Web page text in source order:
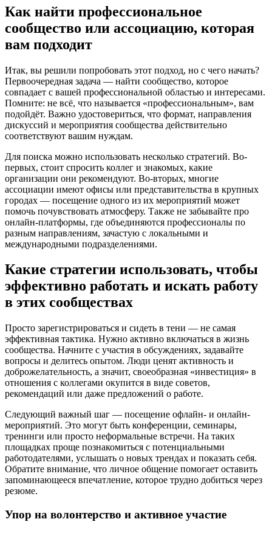
Как найти профессиональное
сообщество или ассоциацию, которая
вам подходит
Итак, вы решили попробовать этот подход, но с чего начать?
Первоочередная задача — найти сообщество, которое
совпадает с вашей профессиональной областью и интересами.
Помните: не всё, что называется «профессиональным», вам
подойдёт. Важно удостовериться, что формат, направления
дискуссий и мероприятия сообщества действительно
соответствуют вашим нуждам.
Для поиска можно использовать несколько стратегий. Во-
первых, стоит спросить коллег и знакомых, какие
организации они рекомендуют. Во-вторых, многие
ассоциации имеют офисы или представительства в крупных
городах — посещение одного из их мероприятий может
помочь почувствовать атмосферу. Также не забывайте про
онлайн-платформы, где объединяются профессионалы по
разным направлениям, зачастую с локальными и
международными подразделениями.
Какие стратегии использовать, чтобы
эффективно работать и искать работу
в этих сообществах
Просто зарегистрироваться и сидеть в тени — не самая
эффективная тактика. Нужно активно включаться в жизнь
сообщества. Начните с участия в обсуждениях, задавайте
вопросы и делитесь опытом. Люди ценят активность и
доброжелательность, а значит, своеобразная «инвестиция» в
отношения с коллегами окупится в виде советов,
рекомендаций или даже предложений о работе.
Следующий важный шаг — посещение офлайн- и онлайн-
мероприятий. Это могут быть конференции, семинары,
тренинги или просто неформальные встречи. На таких
площадках проще познакомиться с потенциальными
работодателями, услышать о новых трендах и показать себя.
Обратите внимание, что личное общение помогает оставить
запоминающееся впечатление, которое трудно добиться через
резюме.
Упор на волонтерство и активное участие